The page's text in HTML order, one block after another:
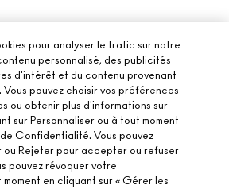
pour analyser le trafic sur notre
personnalisé, des publicités
d'intérêt et du contenu provenant
Vous pouvez choisir vos préférences
ou obtenir plus d'informations sur
sur Personnaliser ou à tout moment
Confidentialité. Vous pouvez
ou Rejeter pour accepter ou refuser
pouvez révoquer votre
en cliquant sur « Gérer les